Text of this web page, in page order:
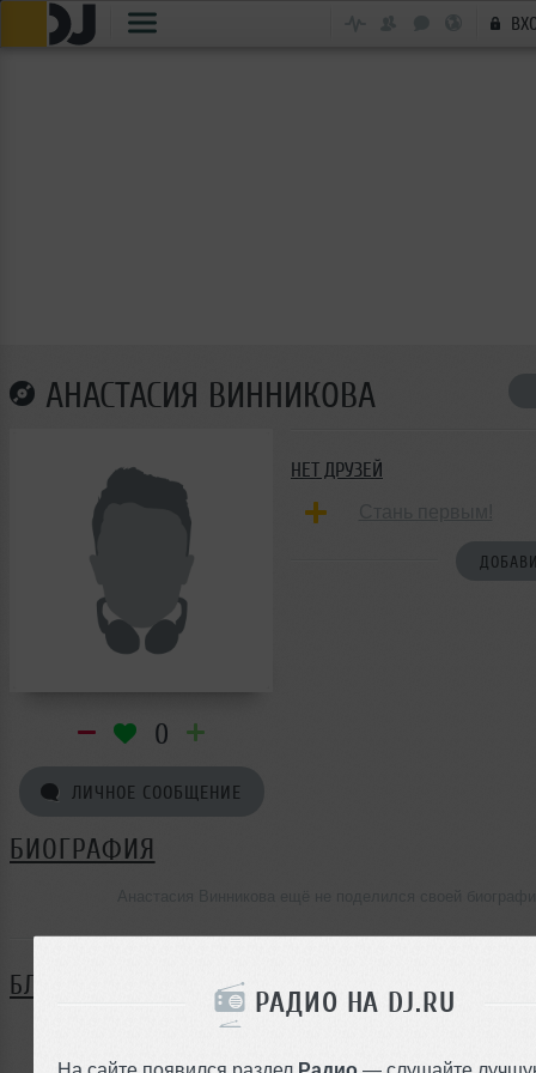
РАДИО НА DJ.RU
На сайте появился раздел Радио — слушайте
АНАСТАСИЯ ВИННИКОВА
0
ЛИЧНОЕ СООБЩЕНИЕ
НЕТ ДРУЗЕЙ
БИОГРАФИЯ
БЛОГ